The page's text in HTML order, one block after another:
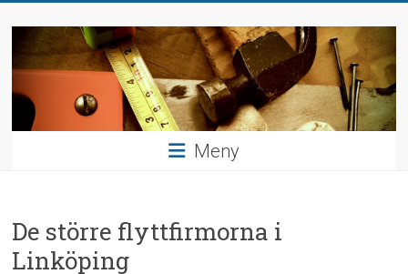
innehåll
Bygga
och
inreda
Meny
De större flyttfirmorna i
Linköping